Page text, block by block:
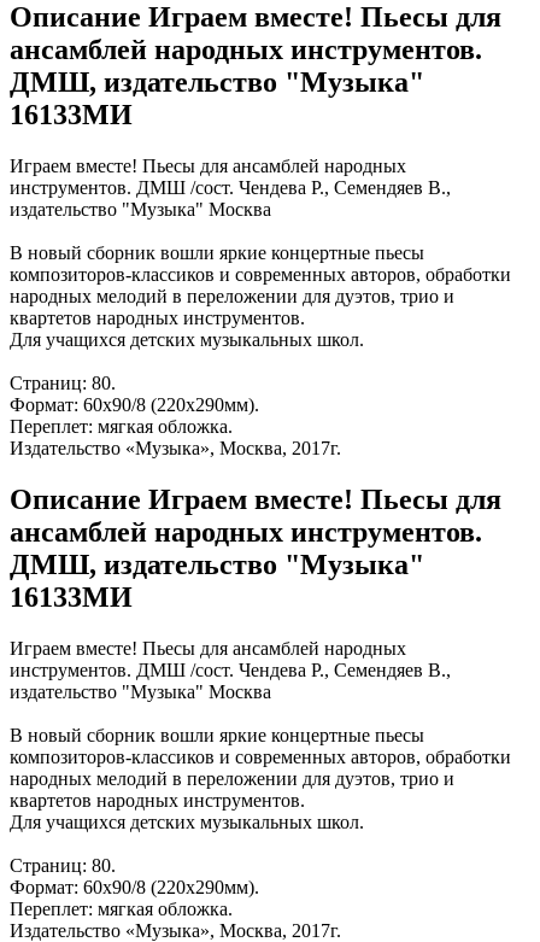
Описание Играем вместе! Пьесы для
ансамблей народных инструментов.
ДМШ, издательство "Музыка"
16133МИ
Играем вместе! Пьесы для ансамблей народных
инструментов. ДМШ /сост. Чендева Р., Семендяев В.,
издательство "Музыка" Москва
В новый сборник вошли яркие концертные пьесы
композиторов-классиков и современных авторов, обработки
народных мелодий в переложении для дуэтов, трио и
квартетов народных инструментов.
Для учащихся детских музыкальных школ.
Страниц: 80.
Формат: 60х90/8 (220х290мм).
Переплет: мягкая обложка.
Издательство «Музыка», Москва, 2017г.
Описание Играем вместе! Пьесы для
ансамблей народных инструментов.
ДМШ, издательство "Музыка"
16133МИ
Играем вместе! Пьесы для ансамблей народных
инструментов. ДМШ /сост. Чендева Р., Семендяев В.,
издательство "Музыка" Москва
В новый сборник вошли яркие концертные пьесы
композиторов-классиков и современных авторов, обработки
народных мелодий в переложении для дуэтов, трио и
квартетов народных инструментов.
Для учащихся детских музыкальных школ.
Страниц: 80.
Формат: 60х90/8 (220х290мм).
Переплет: мягкая обложка.
Издательство «Музыка», Москва, 2017г.